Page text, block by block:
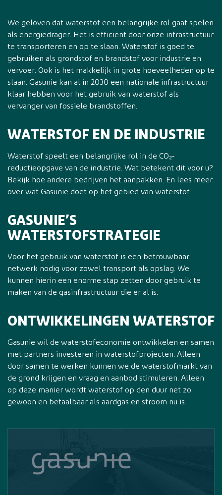
We geloven dat waterstof een belangrijke rol gaat spelen
als energiedrager. Het is efficiënt door onze infrastructuur
te transporteren en op te slaan. Waterstof is goed te
gebruiken als grondstof en brandstof voor industrie en
vervoer. Ook is het makkelijk in grote hoeveelheden op te
slaan. Gasunie kan al in 2030 een nationale infrastructuur
klaar hebben voor het gebruik van waterstof als
vervanger van fossiele brandstoffen.
WATERSTOF EN DE INDUSTRIE
Waterstof speelt een belangrijke rol in de CO₂-
reductieopgave van de industrie. Wat betekent dit voor u?
Bekijk hoe andere bedrijven het aanpakken. En lees meer
over wat Gasunie doet op het gebied van waterstof.
GASUNIE’S
WATERSTOFSTRATEGIE
Voor het gebruik van waterstof is een betrouwbaar
netwerk nodig voor zowel transport als opslag. We
kunnen hierin een enorme stap zetten door gebruik te
maken van de gasinfrastructuur die er al is.
ONTWIKKELINGEN WATERSTOF
Gasunie wil de waterstofeconomie ontwikkelen en samen
met partners investeren in waterstofprojecten. Alleen
door samen te werken kunnen we de waterstofmarkt van
de grond krijgen en vraag en aanbod stimuleren. Alleen
op deze manier wordt waterstof op den duur net zo
gewoon en betaalbaar als aardgas en stroom nu is.